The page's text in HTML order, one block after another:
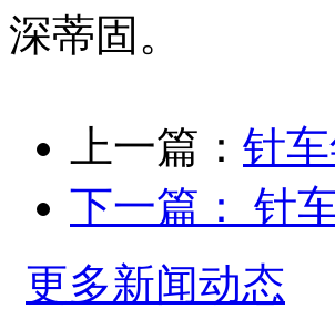
深蒂固。
上一篇： 针
下一篇：
针
更多新闻动态